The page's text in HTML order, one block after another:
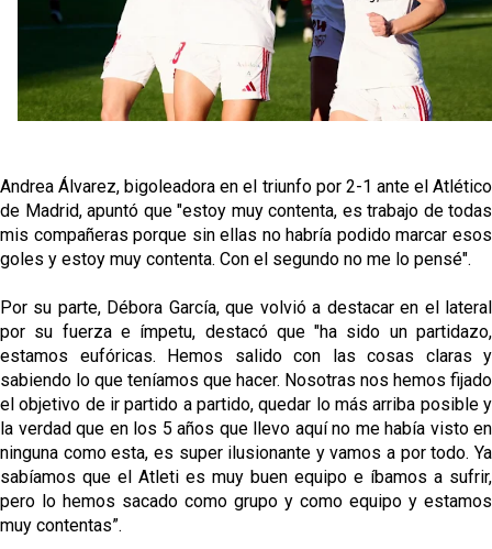
Los posibles herederos del número 16 tras la
marcha de Juanlu
Alberto Flores, muy cerca de convertirse en nuevo
jugador del Granada CF
Andrea Álvarez, bigoleadora en el triunfo por 2-1 ante el Atlético
de Madrid, apuntó que "estoy muy contenta, es trabajo de todas
mis compañeras porque sin ellas no habría podido marcar esos
goles y estoy muy contenta. Con el segundo no me lo pensé".
Por su parte, Débora García, que volvió a destacar en el lateral
por su fuerza e ímpetu, destacó que "ha sido un partidazo,
estamos eufóricas. Hemos salido con las cosas claras y
sabiendo lo que teníamos que hacer. Nosotras nos hemos fijado
el objetivo de ir partido a partido, quedar lo más arriba posible y
la verdad que en los 5 años que llevo aquí no me había visto en
ninguna como esta, es super ilusionante y vamos a por todo. Ya
sabíamos que el Atleti es muy buen equipo e íbamos a sufrir,
pero lo hemos sacado como grupo y como equipo y estamos
muy contentas”.